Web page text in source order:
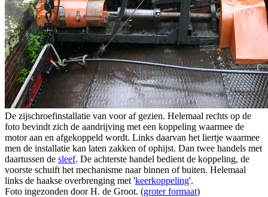
De zijschroefinstallatie van voor af gezien. Helemaal rechts op de
foto bevindt zich de aandrijving met een koppeling waarmee de
motor aan en afgekoppeld wordt. Links daarvan het liertje waarmee
men de installatie kan laten zakken of ophijst. Dan twee handels met
daartussen de sleef. De achterste handel bedient de koppeling, de
voorste schuift het mechanisme naar binnen of buiten. Helemaal
links de haakse overbrenging met 'keerkoppeling'.
Foto ingezonden door H. de Groot. (groter formaat)